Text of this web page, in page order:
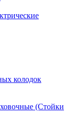
колодок
(Стойки